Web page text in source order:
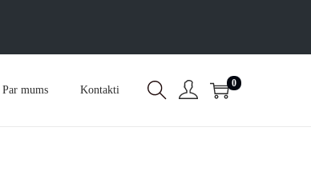
Par mums Kontakti
0